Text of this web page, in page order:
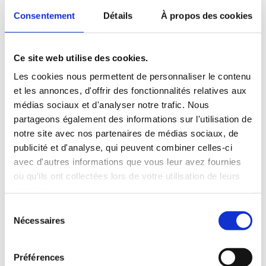
Consentement Détails À propos des cookies
Ce site web utilise des cookies.
Les cookies nous permettent de personnaliser le contenu
et les annonces, d'offrir des fonctionnalités relatives aux
médias sociaux et d'analyser notre trafic. Nous
partageons également des informations sur l'utilisation de
notre site avec nos partenaires de médias sociaux, de
publicité et d'analyse, qui peuvent combiner celles-ci
avec d'autres informations que vous leur avez fournies
ou qu'ils ont collectées lors de votre utilisation de leurs
Nécessaires
Préférences
comprendre la plaque signalétique.